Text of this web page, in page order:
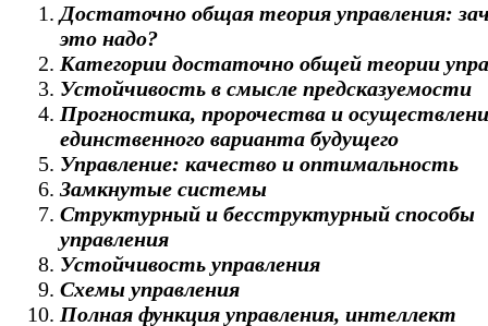
Достаточно общая теория управления:
это надо?
Категории достаточно общей теории
Устойчивость в смысле предсказуемости
Прогностика, пророчества и
единственного варианта будущего
Управление: качество и оптимальность
Замкнутые системы
Структурный и бесструктурный способы
управления
Устойчивость управления
Схемы управления
Полная функция управления, интеллект